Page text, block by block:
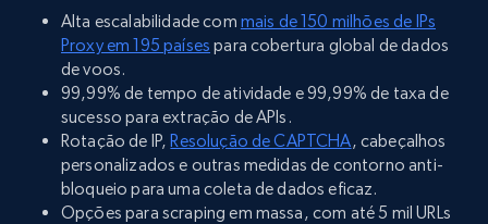
Alta escalabilidade com mais de 150 milhões de IPs
Proxy em 195 países para cobertura global de dados
de voos.
99,99% de tempo de atividade e 99,99% de taxa de
sucesso para extração de APIs.
Rotação de IP,Resolução de CAPTCHA, cabeçalhos
personalizados e outras medidas de contorno anti-
bloqueio para uma coleta de dados eficaz.
Opções para scraping em massa, com até 5 mil URLs